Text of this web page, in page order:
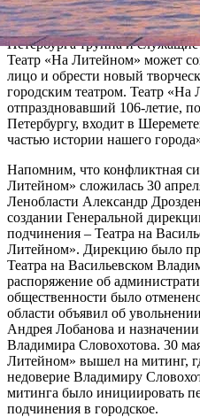
– изменений в руководящем
настроение коллектива. В
Петербурга труппа и
Театр «На Литейном» может
лицо и обрести новый
городским театром. Театр «На
отпраздновавший 106-летие,
Петербургу, входит в
частью истории нашего
Напомним, что конфликтная
Литейном» сложилась 30
Ленобласти Александр
создании Генеральной
подчинения – Театра на
Литейном». Дирекцию было
Театра на Васильевском
распоряжение об
общественности было
области объявил об
Андрея Лобанова и
Владимира Словохотова. 30
Литейном» вышел на митинг,
недоверие Владимиру
митинга было инициировать
подчинения в городское.